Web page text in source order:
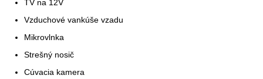
TV na 12V
Vzduchové vankúše vzadu
Mikrovlnka
Strešný nosič
Cúvacia kamera